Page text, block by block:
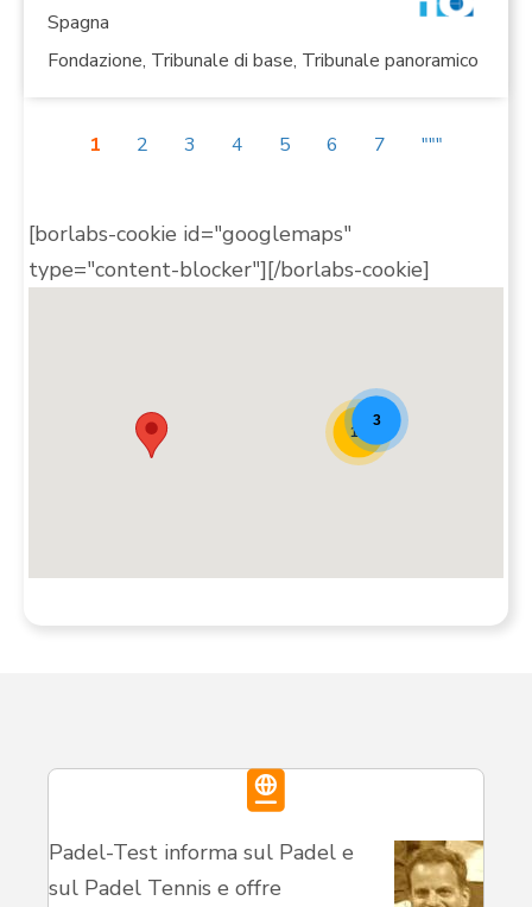
Spagna
Fondazione, Tribunale di base, Tribunale panoramico
1 2 3 4 5 6 7 """
[borlabs-cookie id="googlemaps"
type="content-blocker"][/borlabs-cookie]
10
3
Padel-Test informa sul Padel e
sul Padel Tennis e offre